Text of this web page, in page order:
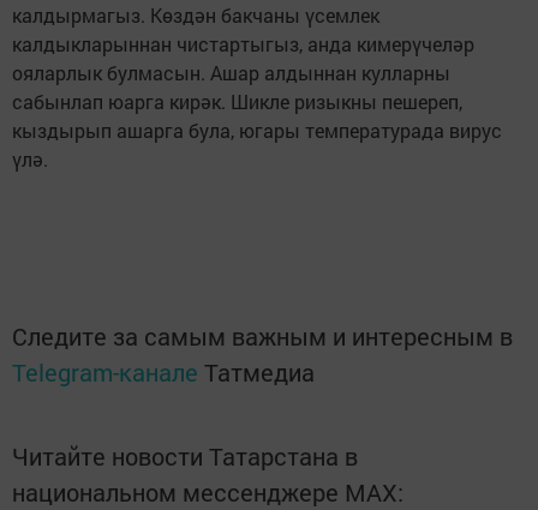
калдырмагыз. Көздән бакчаны үсемлек
калдыкларыннан чистартыгыз, анда кимерүчеләр
ояларлык булмасын. Ашар алдыннан кулларны
сабынлап юарга кирәк. Шикле ризыкны пешереп,
кыздырып ашарга була, югары температурада вирус
үлә.
Следите за самым важным и интересным в
Telegram-канале Татмедиа
Читайте новости Татарстана в
национальном мессенджере MАХ: